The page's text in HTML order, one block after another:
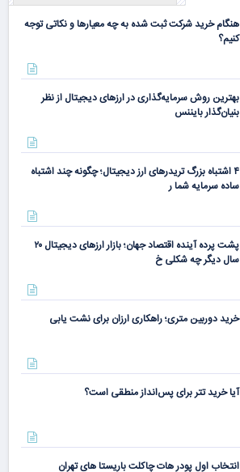
هنگام خرید شرکت ثبت شده به چه معیارها و نکاتی توجه
کنیم؟
بهترین روش سرمایه‌گذاری در ارزهای دیجیتال از نظر
بنیان‌گذار بایننس
۴ اشتباه بزرگ تریدرهای ارز دیجیتال؛ چگونه چند اشتباه
ساده سرمایه شما ر
پشت پرده آینده اقتصاد جهان؛ بازار ارزهای دیجیتال ۲۰
سال دیگر چه شکلی خ
خرید دوربین متری؛ راهکاری ارزان برای نشت یابی
آیا خرید تتر برای پس‌انداز منطقی است؟
انتخاب اول پودر هات چاکلت باریستا های تهران